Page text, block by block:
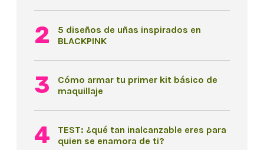
5 diseños de uñas inspirados en
BLACKPINK
Cómo armar tu primer kit básico de
maquillaje
TEST: ¿qué tan inalcanzable eres para
quien se enamora de ti?